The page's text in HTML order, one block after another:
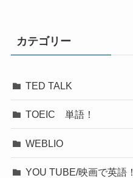
カテゴリー
TED TALK
TOEIC 単語！
WEBLIO
YOU TUBE/映画で英語！